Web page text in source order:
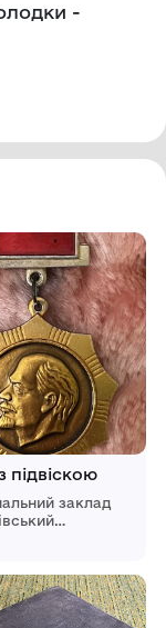
-
підвіскою
заклад
ради